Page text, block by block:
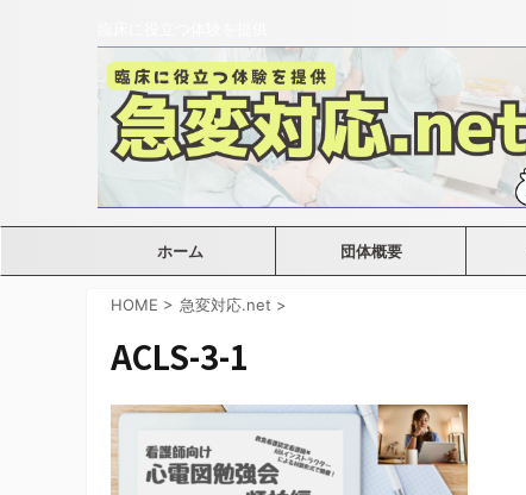
ホーム 団体概要
HOME > 急変対応.net >
ACLS-3-1